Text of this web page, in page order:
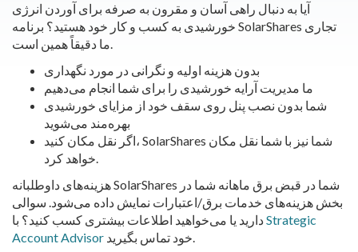
آیا به دنبال راهی آسان و مقرون به صرفه برای آوردن انرژی
خورشیدی به کسب و کار خود هستید؟ برنامه SolarShares تجاری
ما دقیقاً همین است.
بدون هزینه اولیه و نگرانی در مورد نگهداری
ما مدیریت آرایه خورشیدی را برای شما انجام می‌دهیم
شما بدون نصب پنل روی سقف خود از مزایای خورشیدی
بهره‌مند می‌شوید
اگر نقل مکان کنید، SolarShares شما نیز با شما نقل مکان
خواهد کرد.
هزینه‌های داوطلبانه SolarShares شما در قبض برق ماهانه شما در
بخش هزینه‌های خدمات برق/اعتبارات نمایش داده می‌شود. سوالی
Strategic
Account Advisor
خود تماس بگیرید.